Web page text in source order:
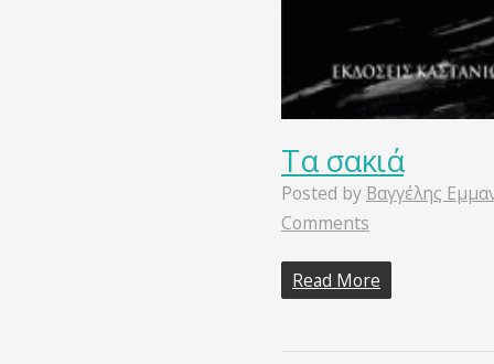
Τα σακιά
Posted by Βαγγέλης
Comments
Read More